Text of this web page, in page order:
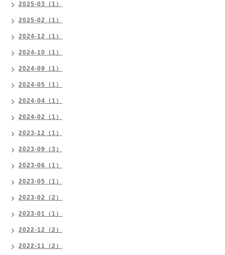
2025-03（1）
2025-02（1）
2024-12（1）
2024-10（1）
2024-09（1）
2024-05（1）
2024-04（1）
2024-02（1）
2023-12（1）
2023-09（3）
2023-06（1）
2023-05（1）
2023-02（2）
2023-01（1）
2022-12（2）
2022-11（2）